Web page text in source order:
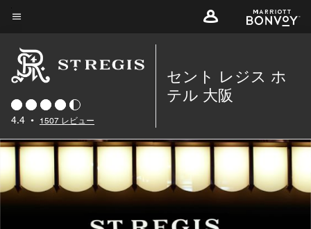
Skip
main
content
4.4 • 1507 レビュー
セント レジス ホ
テル 大阪